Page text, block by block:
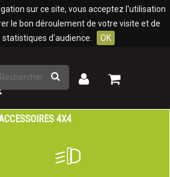
sur ce site, vous acceptez l'utilisation
le bon déroulement de votre visite et de
statistiques d'audience.
OK
Rechercher
Mon
Mon
4X4